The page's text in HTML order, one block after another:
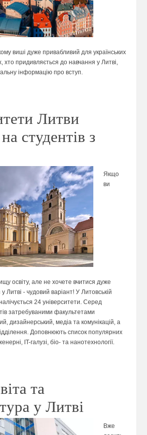
виші дуже привабливий для українських
хто придивляється до навчання у Литві,
інформацію про вступ.
Литви
студентів з
Якщо
ви
освіту, але не хочете вчитися дуже
Литві - чудовий варіант! У Литовській
24 університети. Серед
затребуваними факультетами
дизайнерський, медіа та комунікацій, а
Доповнюють список популярних
IT-галузі, біо- та нанотехнології.
та
у Литві
Вже